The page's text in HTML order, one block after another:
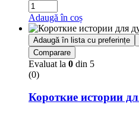
Adaugă în coș
Adaugă în lista cu preferințe
Comparare
Evaluat la 0 din 5
(0)
Короткие истории